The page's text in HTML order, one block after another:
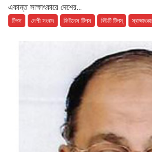
একান্ত সাক্ষাৎকারে দেশের...
টিপস দেশী সংবাদ ফিটনেস টিপস বিউটি টিপস্